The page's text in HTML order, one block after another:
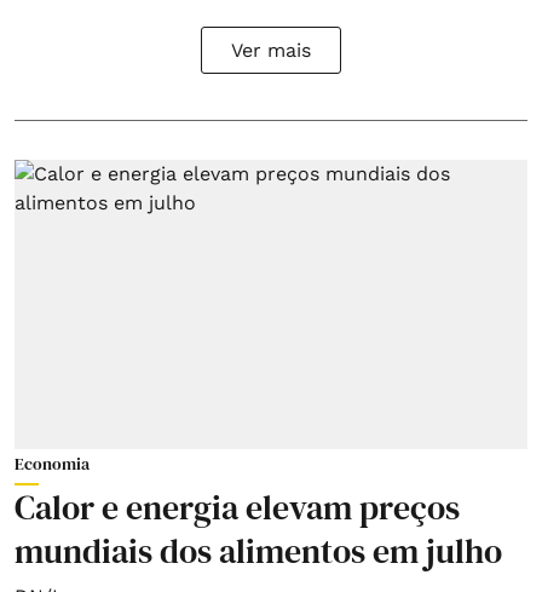
Ver mais
Economia
Calor e energia elevam preços
mundiais dos alimentos em julho